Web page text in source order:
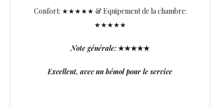
Confort: ★★★★★ & Equipement de la chambre:
★★★★★
Note générale:★★★★★
Excellent, avec un bémol pour le service